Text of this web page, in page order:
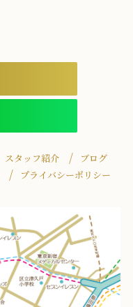
スタッフ紹介
ブログ
プライバシーポリシー